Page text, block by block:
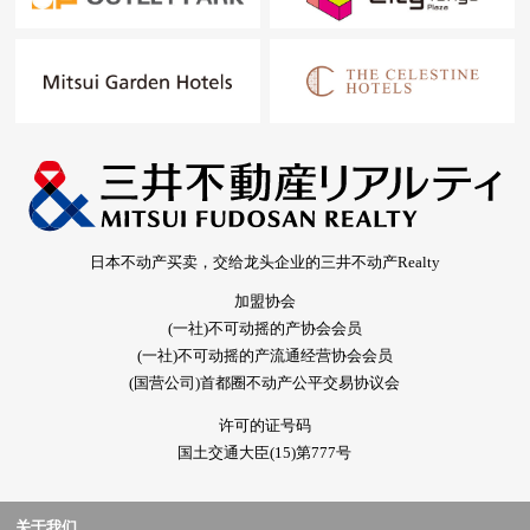
日本不动产买卖，交给龙头企业的三井不动产Realty
加盟协会
(一社)不可动摇的产协会会员
(一社)不可动摇的产流通经营协会会员
(国营公司)首都圈不动产公平交易协议会
许可的证号码
国土交通大臣(15)第777号